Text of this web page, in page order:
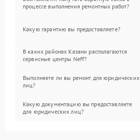
процессе выполнения ремонтных работ?
Какую гарантию вы предоставляете?
В каких районах Казани располагаются
сервисные центры Neff?
Выполняете ли вы ремонт для юридических
лиц?
Какую документацию вы предоставляете
для юридических лиц?